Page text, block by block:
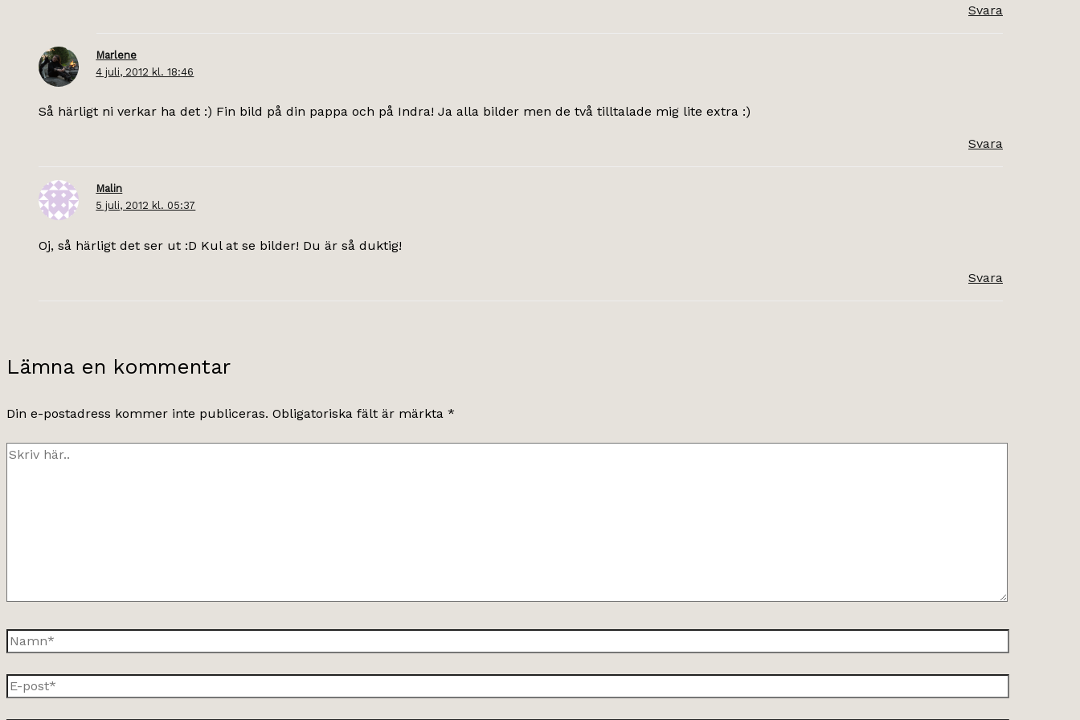
Svara
Marlene
4 juli, 2012 kl. 18:46
Så härligt ni verkar ha det :) Fin bild på din pappa och på Indra! Ja alla bilder men de två tilltalade mig lite extra :)
Svara
Malin
5 juli, 2012 kl. 05:37
Oj, så härligt det ser ut :D Kul at se bilder! Du är så duktig!
Svara
Lämna en kommentar
Din e-postadress kommer inte publiceras. Obligatoriska fält är märkta *
Skriv
Namn*
E-
post*